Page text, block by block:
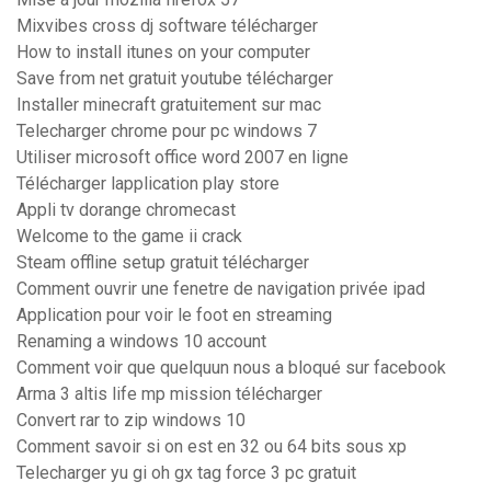
Mixvibes cross dj software télécharger
How to install itunes on your computer
Save from net gratuit youtube télécharger
Installer minecraft gratuitement sur mac
Telecharger chrome pour pc windows 7
Utiliser microsoft office word 2007 en ligne
Télécharger lapplication play store
Appli tv dorange chromecast
Welcome to the game ii crack
Steam offline setup gratuit télécharger
Comment ouvrir une fenetre de navigation privée ipad
Application pour voir le foot en streaming
Renaming a windows 10 account
Comment voir que quelquun nous a bloqué sur facebook
Arma 3 altis life mp mission télécharger
Convert rar to zip windows 10
Comment savoir si on est en 32 ou 64 bits sous xp
Telecharger yu gi oh gx tag force 3 pc gratuit